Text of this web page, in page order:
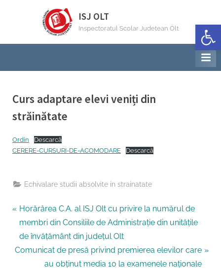
ISJ OLT
Inspectoratul Scolar Judetean Olt
Curs adaptare elevi veniți din
străinătate
Posted
on
20/09/2023
By
Management institutional Inspector
Ordin
Descarcă
CERERE-CURSURI-DE-ACOMODARE
Descarcă
Echivalare studii absolvite in strainatate
Navigare
în
articole
P
r
e
v
Horărârea C.A. al ISJ Olt cu privire la numărul de
membri din Consiliile de Administrație din unitățile
de învățământ din județul Olt
N
Comunicat de presă privind premierea elevilor care
au obținut media 10 la examenele naționale